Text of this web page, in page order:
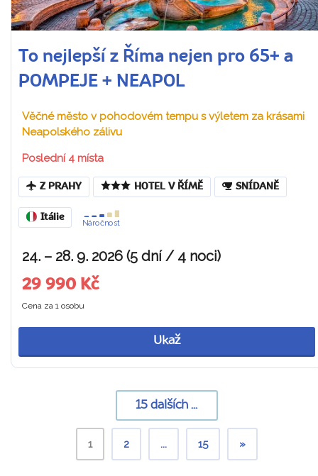
To nejlepší z Říma nejen pro 65+ a
POMPEJE + NEAPOL
Věčné město v pohodovém tempu s výletem za krásami
Neapolského zálivu
Poslední 4 místa
Z PRAHY HOTEL V ŘÍMĚ SNÍDANĚ
Itálie
Náročnost
24. – 28. 9. 2026 (5 dní / 4 noci)
29 990 Kč
Cena za 1 osobu
Ukaž
15 dalších ...
1 2 ... 15 »